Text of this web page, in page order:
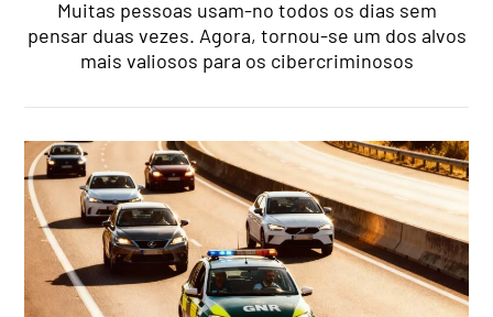
Muitas pessoas usam-no todos os dias sem
pensar duas vezes. Agora, tornou-se um dos alvos
mais valiosos para os cibercriminosos